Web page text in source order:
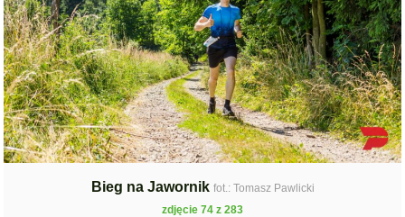
Bieg na Jawornik fot.: Tomasz Pawlicki
zdjęcie 74 z 283